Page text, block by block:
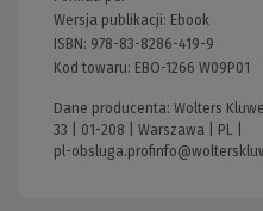
Wersja publikacji: Ebook
ISBN: 978-83-8286-419-9
Kod towaru: EBO-1266 W09P01
Dane producenta: Wolters
33 | 01-208 | Warszawa | PL |
pl-